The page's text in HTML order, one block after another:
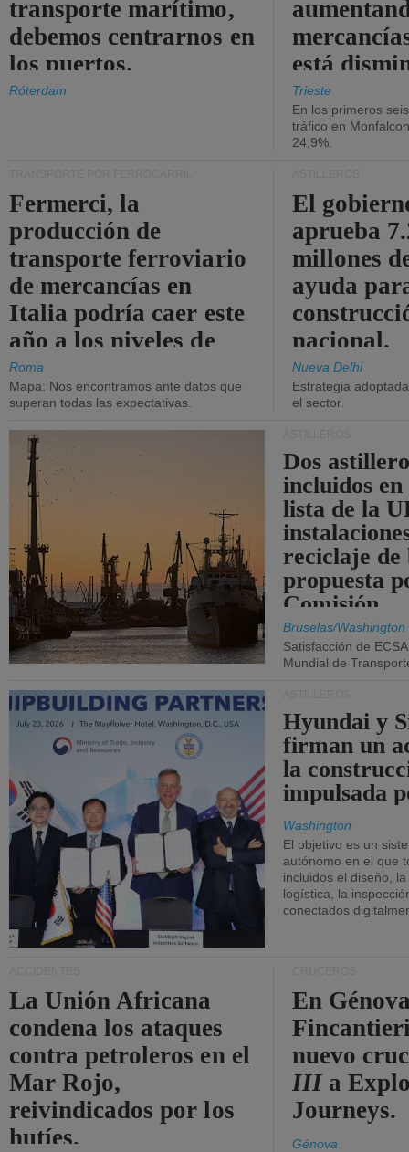
transporte marítimo,
debemos centrarnos en
los puertos.
Róterdam
está
Trieste
En los primeros
tráfico en
24,9%.
Fermerci, la
producción de
transporte ferroviario
de mercancías en
Italia podría caer este
año a los niveles de
2015.
Roma
Mapa: Nos encontramos ante datos que
superan todas las expectativas.
El
aprueba
millones
ayuda
nacional.
Nueva Delhi
Estrategia
el sector.
Dos
incluidos
lista de la
reciclaje de
propuesta
Comisión.
Bruselas/Washington
Satisfacción de
Mundial de
Hyundai y
firman un
la
impulsada
Washington
El objetivo es un
autónomo en el que
incluidos el diseño,
logística, la
conectados
La Unión Africana
condena los ataques
contra petroleros en el
Mar Rojo,
reivindicados por los
hutíes.
En
nuevo
III a
Journeys.
Génova